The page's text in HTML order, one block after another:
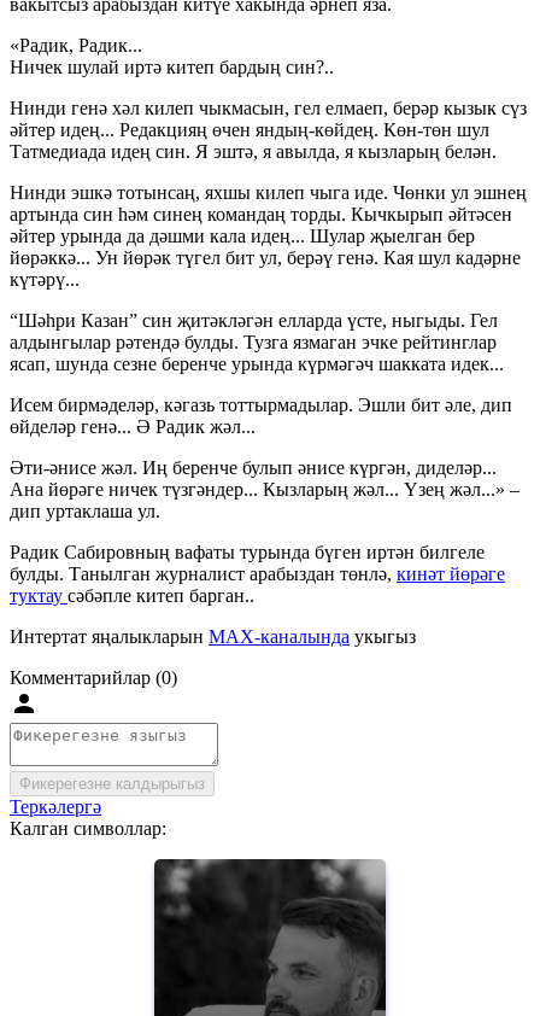
«Радик, Радик...
Ничек шулай иртә китеп бардың син?..
Нинди генә хәл килеп чыкмасын, гел елмаеп, берәр кызык сүз
әйтер идең... Редакцияң өчен яндың-көйдең. Көн-төн шул
Татмедиада идең син. Я эштә, я авылда, я кызларың белән.
Нинди эшкә тотынсаң, яхшы килеп чыга иде. Чөнки ул эшнең
артында син һәм синең командаң торды. Кычкырып әйтәсен
әйтер урында да дәшми кала идең... Шулар җыелган бер
йөрәккә... Ун йөрәк түгел бит ул, берәү генә. Кая шул кадәрне
күтәрү...
“Шәһри Казан” син җитәкләгән елларда үсте, ныгыды. Гел
алдынгылар рәтендә булды. Тузга язмаган эчке рейтинглар
ясап, шунда сезне беренче урында күрмәгәч шакката идек...
Исем бирмәделәр, кәгазь тоттырмадылар. Эшли бит әле, дип
өйделәр генә... Ә Радик жәл...
Әти-әнисе жәл. Иң беренче булып әнисе күргән, диделәр...
Ана йөрәге ничек түзгәндер... Кызларың жәл... Үзең жәл...» –
дип уртаклаша ул.
Радик Сабировның вафаты турында бүген иртән билгеле
булды. Танылган журналист арабыздан төнлә, кинәт йөрәге
туктау сәбәпле китеп барган..
Интертат яңалыкларын MAX-каналында укыгыз
Комментарийлар (0)
Фикерегезне калдырыгыз
Теркәлергә
Калган символлар: